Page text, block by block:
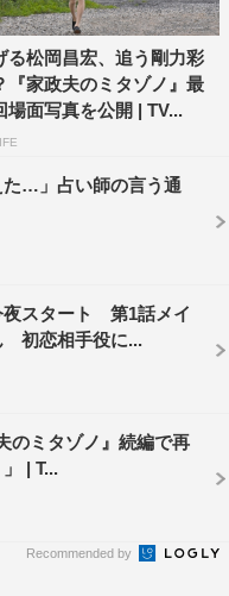
る松岡昌宏、追う剛力彩
『家政夫のミタゾノ』最
場面写真を公開 | TV...
た…」占い師の言う通
夜スタート 第1話メイ
初恋相手役に...
のミタゾノ』続編で再
| T...
Recommended by